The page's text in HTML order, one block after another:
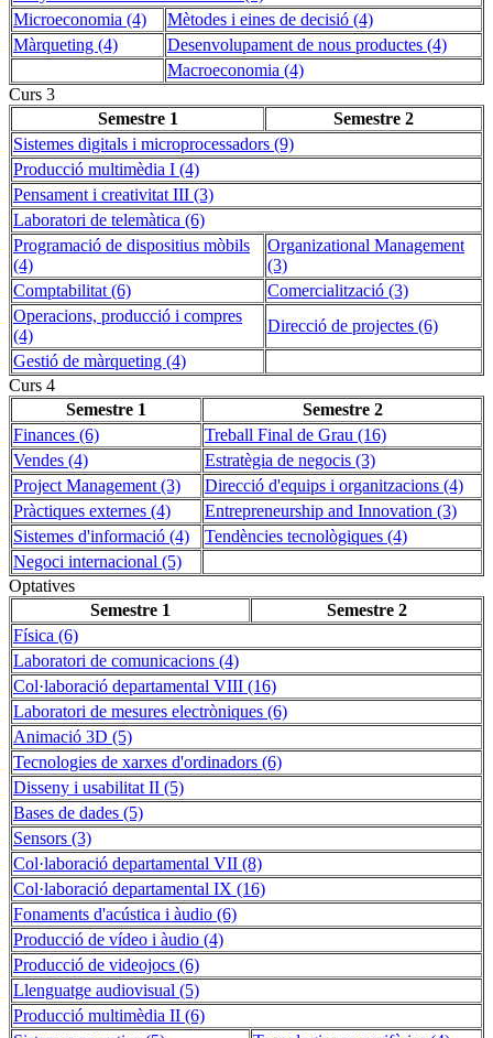
Microeconomia (4)
Mètodes i eines de decisió (4)
Màrqueting (4)
Desenvolupament de nous productes (4)
Macroeconomia (4)
Curs 3
Semestre 1
Semestre 2
Sistemes digitals i microprocessadors (9)
Producció multimèdia I (4)
Pensament i creativitat III (3)
Laboratori de telemàtica (6)
Programació de dispositius mòbils
(4)
Organizational Management
(3)
Comptabilitat (6)
Comercialització (3)
Operacions, producció i compres
(4)
Direcció de projectes (6)
Gestió de màrqueting (4)
Curs 4
Semestre 1
Semestre 2
Finances (6)
Treball Final de Grau (16)
Vendes (4)
Estratègia de negocis (3)
Project Management (3)
Direcció d'equips i organitzacions (4)
Pràctiques externes (4)
Entrepreneurship and Innovation (3)
Sistemes d'informació (4)
Tendències tecnològiques (4)
Negoci internacional (5)
Optatives
Semestre 1
Semestre 2
Física (6)
Laboratori de comunicacions (4)
Col·laboració departamental VIII (16)
Laboratori de mesures electròniques (6)
Animació 3D (5)
Tecnologies de xarxes d'ordinadors (6)
Disseny i usabilitat II (5)
Bases de dades (5)
Sensors (3)
Col·laboració departamental VII (8)
Col·laboració departamental IX (16)
Fonaments d'acústica i àudio (6)
Producció de vídeo i àudio (4)
Producció de videojocs (6)
Llenguatge audiovisual (5)
Producció multimèdia II (6)